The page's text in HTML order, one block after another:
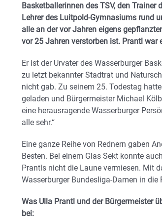
Basketballerinnen des TSV, den
Lehrer des Luitpold-Gymnasiums rund
alle an der vor Jahren eigens
vor 25 Jahren verstorben ist. Prantl war
Er ist der Urvater des Wasserburger
zu letzt bekannter Stadtrat und
nicht gab. Zu seinem 25. Todestag
geladen und Bürgermeister Michael
eine herausragende Wasserburger
alle sehr.“
Eine ganze Reihe von Rednern gaben
Besten. Bei einem Glas Sekt konnte
Prantls nicht die Laune vermiesen. Mit
Wasserburger Bundesliga-Damen in
Was Ulla Prantl und der Bürgermeister
bei: